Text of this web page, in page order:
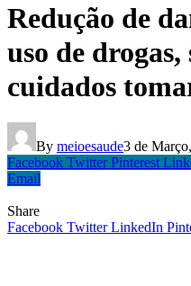
Redução de
uso de drogas,
cuidados
By meioesaude3 de
Facebook Twitter Pinterest
Email
Share
Facebook Twitter LinkedIn